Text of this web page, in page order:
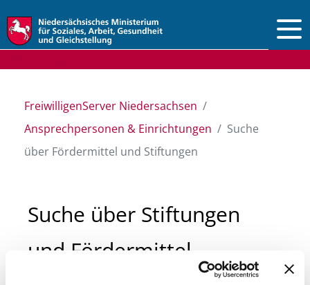
FreiwilligenServer Niedersachsen
Ansprechpersonen & Einrichtungen
Suche
über Fördermittel und Stiftungen
Suche über Stiftungen
und Fördermittel